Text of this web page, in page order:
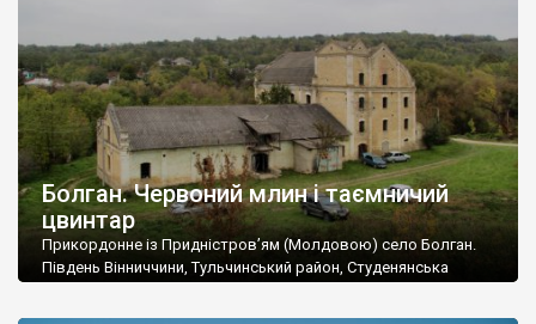
Болган. Червоний млин і таємничий
цвинтар
Прикордонне із Придністров’ям (Молдовою) село Болган.
Південь Вінниччини, Тульчинський район, Студенянська